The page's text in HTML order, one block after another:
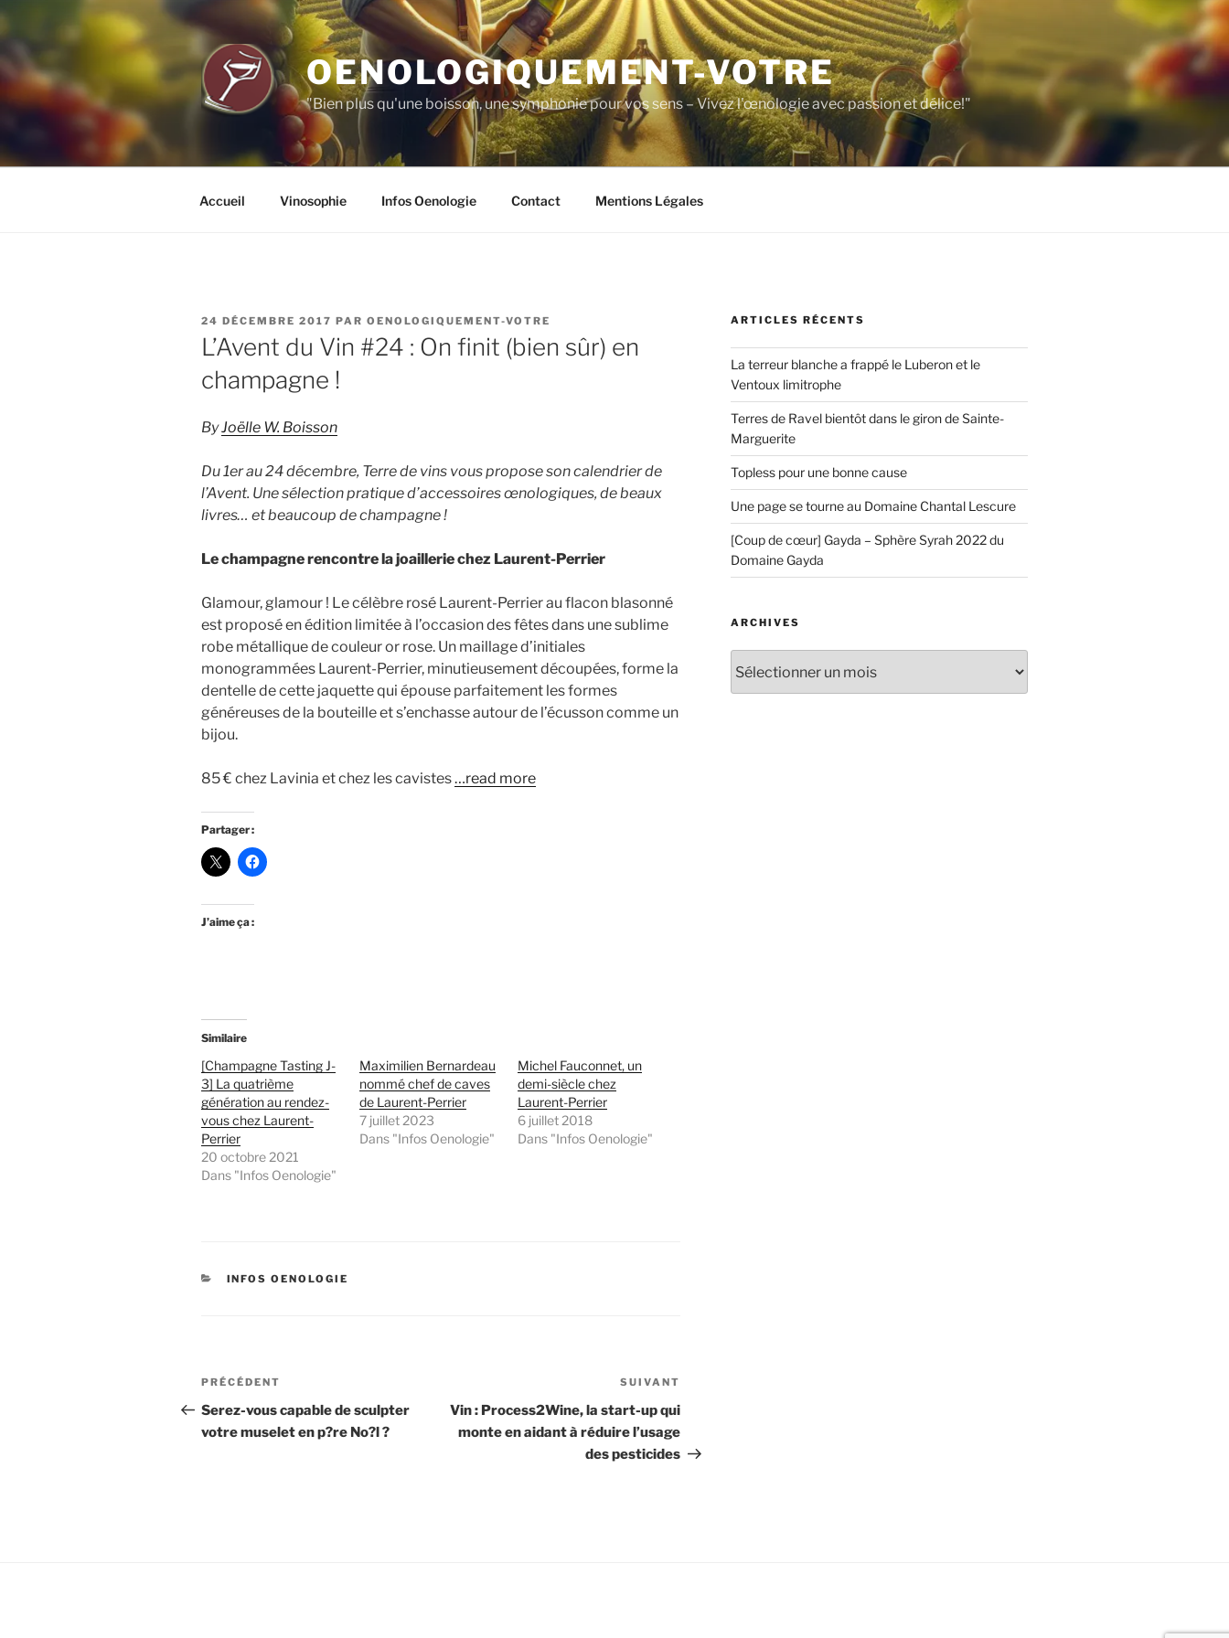
Aller
au
contenu
principal
OENOLOGIQUEMENT-VOTRE
"Bien plus qu'une boisson, une symphonie pour vos sens – Vivez l'œnologie avec passion et délice!"
Accueil Vinosophie Infos Oenologie Contact Mentions Légales
PUBLIÉ
LE
24 DÉCEMBRE 2017 PAR OENOLOGIQUEMENT-VOTRE
L’Avent du Vin #24 : On finit (bien sûr) en
champagne !
ByJoëlle W. Boisson
Du 1er au 24 décembre, Terre de vins vous propose son calendrier de
l’Avent. Une sélection pratique d’accessoires œnologiques, de beaux
livres… et beaucoup de champagne !
Le champagne rencontre la joaillerie chez Laurent-Perrier
Glamour, glamour ! Le célèbre rosé Laurent-Perrier au flacon blasonné
est proposé en édition limitée à l’occasion des fêtes dans une sublime
robe métallique de couleur or rose. Un maillage d’initiales
monogrammées Laurent-Perrier, minutieusement découpées, forme la
dentelle de cette jaquette qui épouse parfaitement les formes
généreuses de la bouteille et s’enchasse autour de l’écusson comme un
bijou.
85 € chez Lavinia et chez les cavistes…read more
Partager :
J’aime ça :
Similaire
[Champagne Tasting J-
3] La quatrième
génération au rendez-
vous chez Laurent-
Perrier
20 octobre 2021
Dans "Infos Oenologie"
Maximilien Bernardeau
nommé chef de caves
de Laurent-Perrier
7 juillet 2023
Dans "Infos Oenologie"
Michel Fauconnet, un
demi-siècle chez
Laurent-Perrier
6 juillet 2018
Dans "Infos Oenologie"
CATÉGORIES
INFOS OENOLOGIE
Navigation
de
l’article
Article
précédent
PRÉCÉDENT
Serez-vous capable de sculpter
votre muselet en p?re No?l ?
suivant
SUIVANT
Vin : Process2Wine, la start-up qui
monte en aidant à réduire l’usage
des pesticides
ARTICLES RÉCENTS
La terreur blanche a frappé le Luberon et le
Ventoux limitrophe
Terres de Ravel bientôt dans le giron de Sainte-
Marguerite
Topless pour une bonne cause
Une page se tourne au Domaine Chantal Lescure
[Coup de cœur] Gayda – Sphère Syrah 2022 du
Domaine Gayda
ARCHIVES